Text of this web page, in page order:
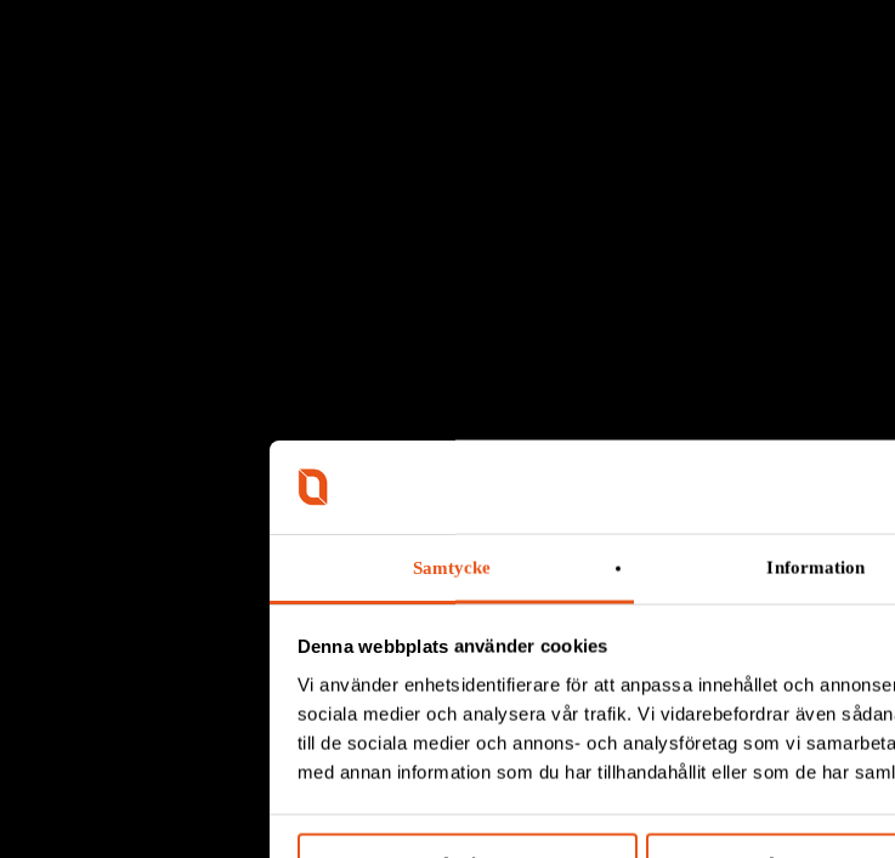
Samtycke Information
Denna webbplats använder cookies
Vi använder enhetsidentifierare för att anpassa innehållet och
sociala medier och analysera vår trafik. Vi vidarebefordrar även
till de sociala medier och annons- och analysföretag som vi
med annan information som du har tillhandahållit eller som de har
BLIXT ZERO